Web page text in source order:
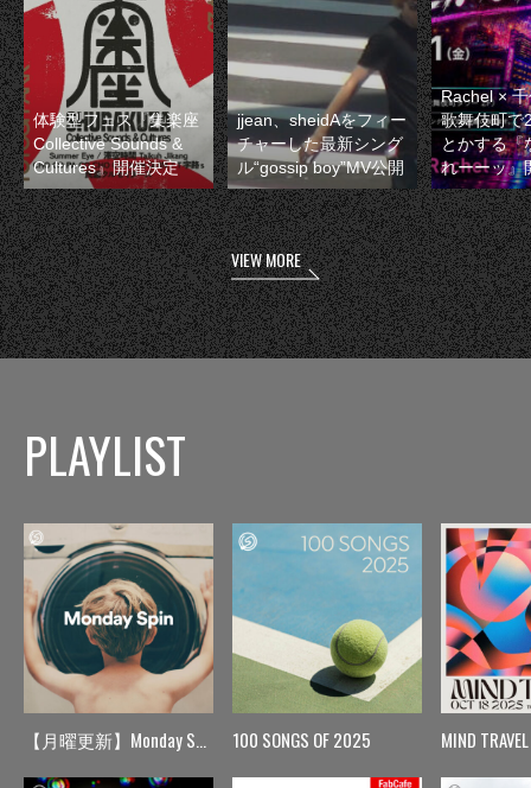
体験型フェス『集楽座
Collective Sounds &
Cultures』開催決定
jjean、sheidAをフィー
チャーした最新シング
ル“gossip boy”MV公開
Rachel ×
歌舞伎町で
とかする『
れーーッ』
VIEW MORE
PLAYLIST
【月曜更新】Monday Spin 100 SONGS OF 2025 MIND TRAVEL